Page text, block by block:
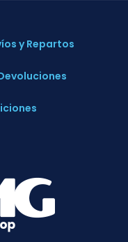
y Repartos